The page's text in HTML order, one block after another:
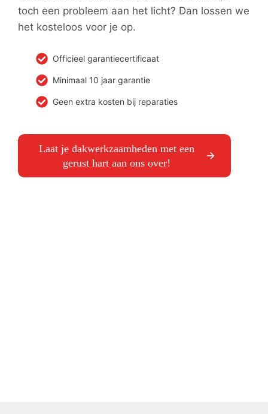
toch een probleem aan het licht? Dan lossen we
het kosteloos voor je op.
Officieel garantiecertificaat
Minimaal 10 jaar garantie
Geen extra kosten bij reparaties
Laat je dakwerkzaamheden met een
gerust hart aan ons over!